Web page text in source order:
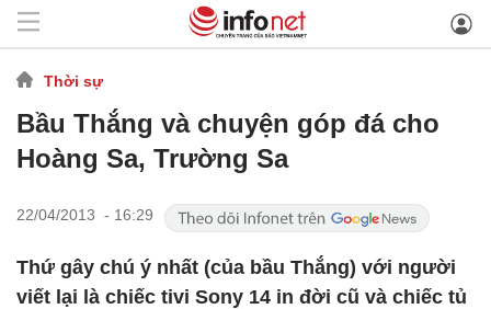
Thời sự
Bầu Thắng và chuyện góp đá cho
Hoàng Sa, Trường Sa
22/04/2013 - 16:29
Thứ gây chú ý nhất (của bầu Thắng) với người
viết lại là chiếc tivi Sony 14 in đời cũ và chiếc tủ